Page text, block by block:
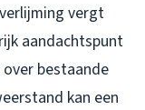
vergt
aandachtspunt
bestaande
kan een